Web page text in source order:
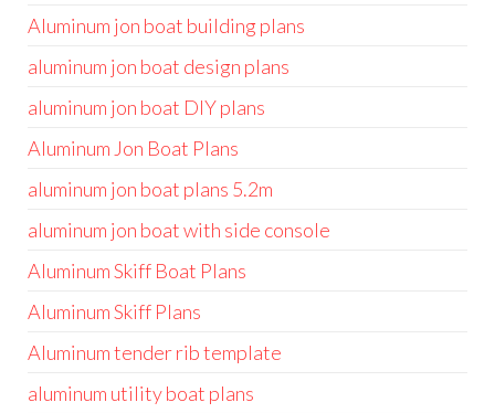
Aluminum jon boat building plans
aluminum jon boat design plans
aluminum jon boat DIY plans
Aluminum Jon Boat Plans
aluminum jon boat plans 5.2m
aluminum jon boat with side console
Aluminum Skiff Boat Plans
Aluminum Skiff Plans
Aluminum tender rib template
aluminum utility boat plans